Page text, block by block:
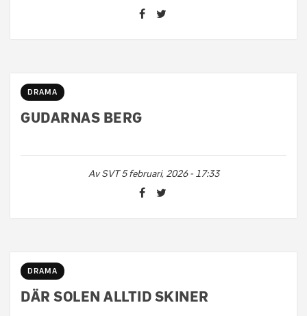
DRAMA
GUDARNAS BERG
AvSVT 5 februari, 2026 - 17:33
DRAMA
DÄR SOLEN ALLTID SKINER